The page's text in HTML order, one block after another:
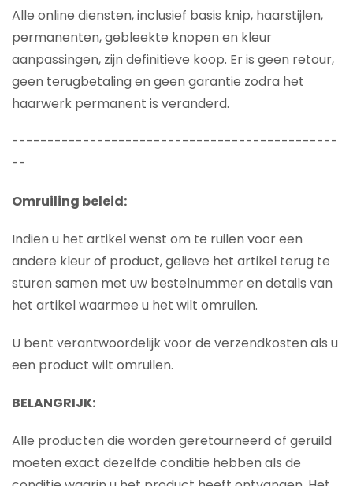
Alle online diensten, inclusief basis knip, haarstijlen,
permanenten, gebleekte knopen en kleur
aanpassingen, zijn definitieve koop. Er is geen retour,
geen terugbetaling en geen garantie zodra het
haarwerk permanent is veranderd.
----------------------------------------------
--
Omruiling beleid:
Indien u het artikel wenst om te ruilen voor een
andere kleur of product, gelieve het artikel terug te
sturen samen met uw bestelnummer en details van
het artikel waarmee u het wilt omruilen.
U bent verantwoordelijk voor de verzendkosten als u
een product wilt omruilen.
BELANGRIJK:
Alle producten die worden geretourneerd of geruild
moeten exact dezelfde conditie hebben als de